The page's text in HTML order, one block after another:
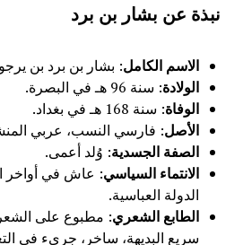
نبذة عن بشار بن برد
الاسم الكامل: بشار بن برد بن
الولادة: سنة 96 هـ في البصرة.
الوفاة: سنة 168 هـ في بغداد.
الأصل: فارسي النسب، عربي
الصفة الجسدية: وُلد أعمى.
الانتماء السياسي: عاش في أواخر
الدولة العباسية.
الطابع الشعري: مطبوع على
سريع البديهة، ساخر، جريء في